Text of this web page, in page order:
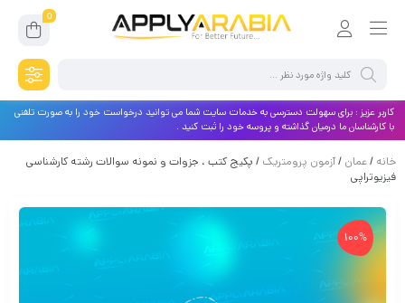
0
کاربر عزیز : برای سهولت دسترسی به خدمات سایت شما می توانید درخواست خود را به صورت تلفنی
با کارشناسان ما درمیان گذاشته و پروسه خود را ثبت کنید .
خانه /عمان /آزمون پرومتریک / پکیج کتب ، جزوات و نمونه سوالات رشته کارشناسی
فیزیوتراپی
100%